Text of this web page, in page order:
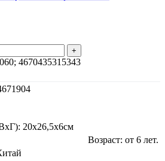
+
4670435315343
20х26,5х6cм
Возраст: от 6 лет.